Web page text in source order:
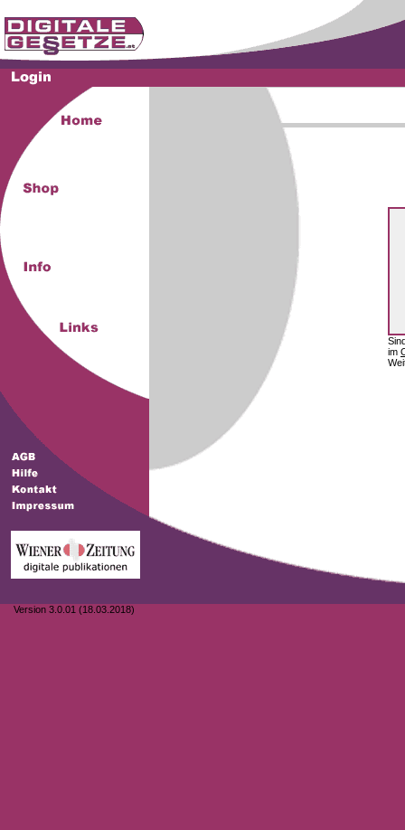
Version 3.0.01 (18.03.2018)
im